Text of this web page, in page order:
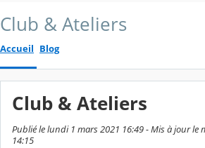
Club & Ateliers
Accueil Blog
Club & Ateliers
Publié le lundi 1 mars 2021 16:49 - Mis à jour le
14:15